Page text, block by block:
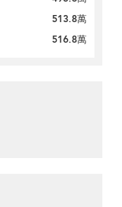
513.8萬
516.8萬